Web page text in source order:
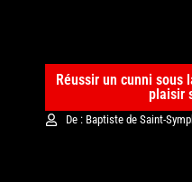
Réussir un cunni sous
plaisir
De : Baptiste de Saint-